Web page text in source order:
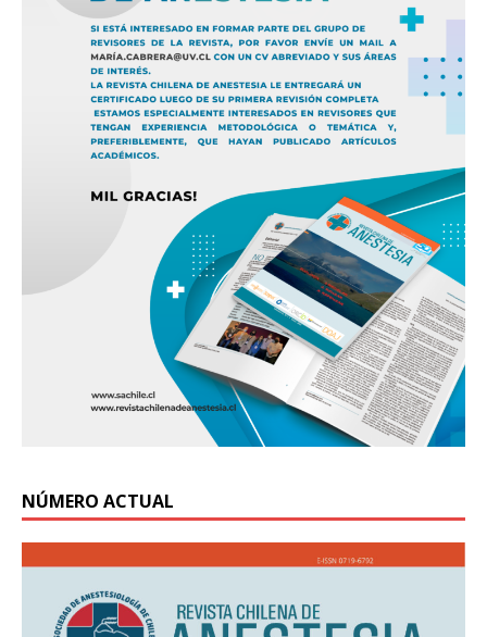
NÚMERO ACTUAL